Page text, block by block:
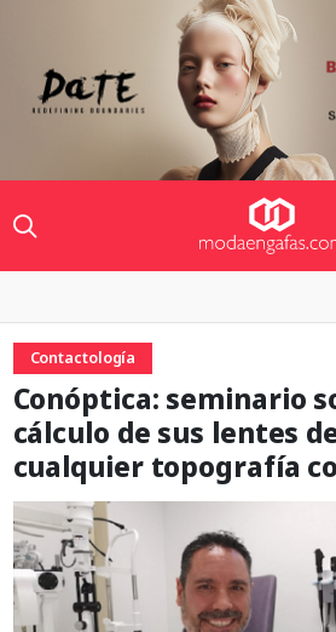
Contactología
Conóptica: seminario
cálculo de sus lentes
cualquier topografía